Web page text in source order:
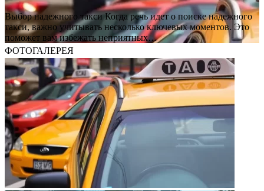
Выбор надежного такси Когда речь идет о поиске надежного
такси, важно учитывать несколько ключевых моментов. Это
поможет вам избежать неприятных…
ФОТОГАЛЕРЕЯ